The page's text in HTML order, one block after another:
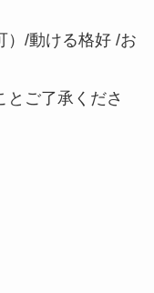
）/動ける格好 /お
とご了承くださ